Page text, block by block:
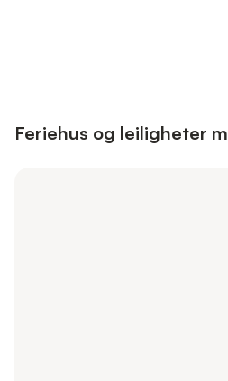
Feriehus og leiligheter